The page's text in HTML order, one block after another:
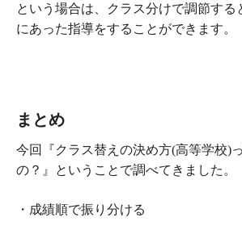
という場合は、クラス分けで調節する
にあった指導をすることができます。
まとめ
今回『クラス替えの決め方(高等学校)
の？』ということで調べてきました。
・成績順で振り分ける